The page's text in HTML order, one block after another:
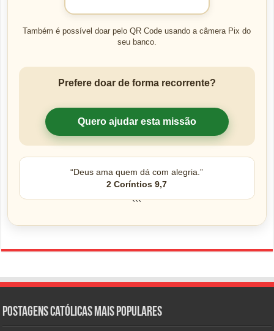
Também é possível doar pelo QR Code usando a câmera Pix do
seu banco.
Prefere doar de forma recorrente?
Quero ajudar esta missão
“Deus ama quem dá com alegria.”
2 Coríntios 9,7
```
Postagens católicas mais Populares